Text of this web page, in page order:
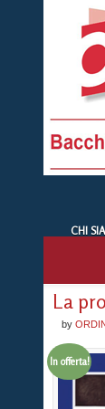
CHI
La
by
In offerta!